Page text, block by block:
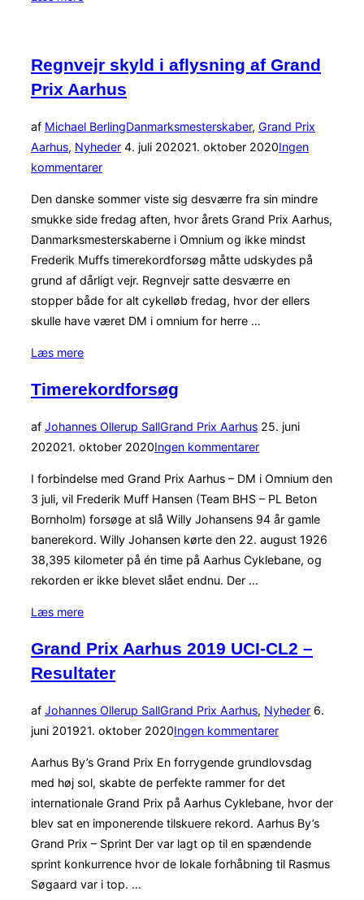
Prix
vinder”
Regnvejr skyld i aflysning af Grand
Prix Aarhus
af Michael BerlingDanmarksmesterskaber, Grand Prix
Aarhus, NyhederUdgivet
4. juli 202021. oktober 2020Ingen
kommentarer
Den danske sommer viste sig desværre fra sin mindre
smukke side fredag aften, hvor årets Grand Prix Aarhus,
Danmarksmesterskaberne i Omnium og ikke mindst
Frederik Muffs timerekordforsøg måtte udskydes på
grund af dårligt vejr. Regnvejr satte desværre en
stopper både for alt cykelløb fredag, hvor der ellers
skulle have været DM i omnium for herre …
Læs mere“Regnvejr
i
af
Grand
Prix
Aarhus”
Timerekordforsøg
af Johannes Ollerup SallGrand Prix AarhusUdgivet
d.
25. juni
202021. oktober 2020Ingen kommentarer
I forbindelse med Grand Prix Aarhus – DM i Omnium den
3 juli, vil Frederik Muff Hansen (Team BHS – PL Beton
Bornholm) forsøge at slå Willy Johansens 94 år gamle
banerekord. Willy Johansen kørte den 22. august 1926
38,395 kilometer på én time på Aarhus Cyklebane, og
rekorden er ikke blevet slået endnu. Der …
Læs mere“Timerekordforsøg”
Grand Prix Aarhus 2019 UCI-CL2 –
Resultater
af Johannes Ollerup SallGrand Prix Aarhus, NyhederUdgivet
6.
juni 201921. oktober 2020Ingen kommentarer
Aarhus By’s Grand Prix En forrygende grundlovsdag
med høj sol, skabte de perfekte rammer for det
internationale Grand Prix på Aarhus Cyklebane, hvor der
blev sat en imponerende tilskuere rekord. Aarhus By’s
Grand Prix – Sprint Der var lagt op til en spændende
sprint konkurrence hvor de lokale forhåbning til Rasmus
Søgaard var i top. …